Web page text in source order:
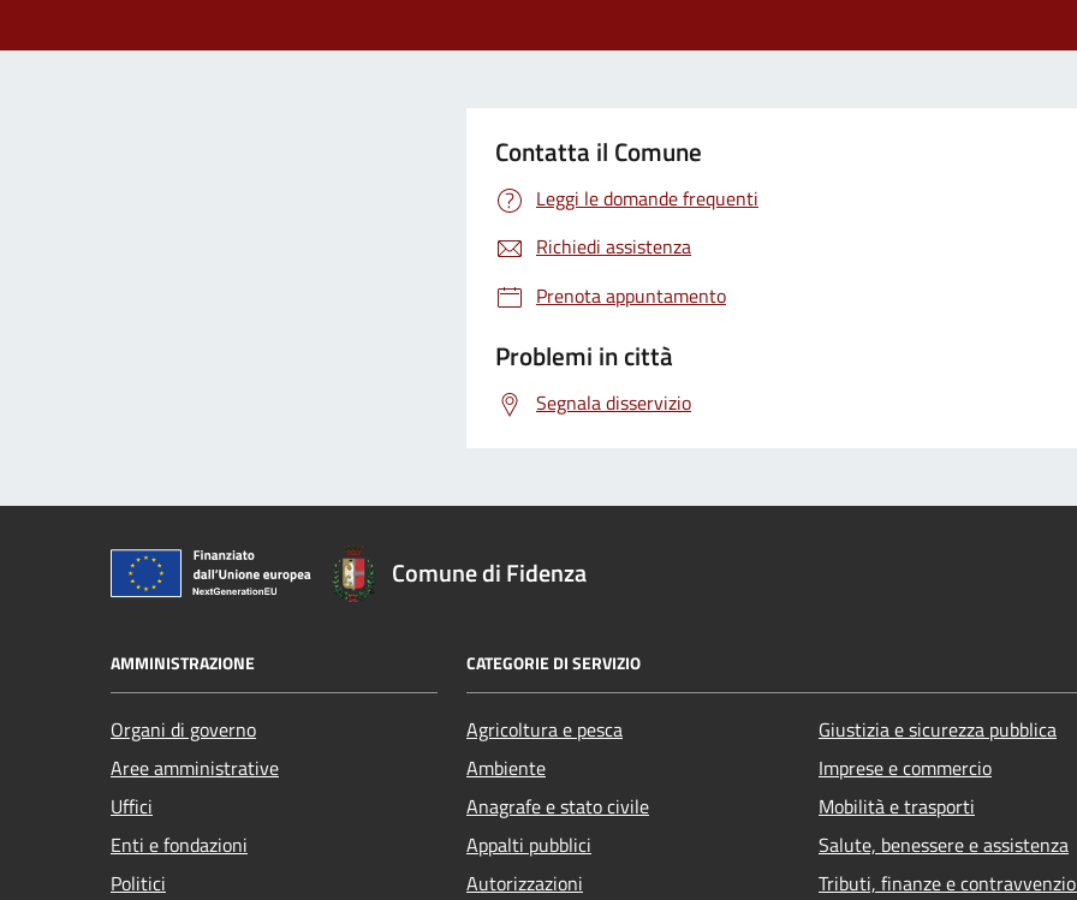
Contatta il Comune
Leggi le domande frequenti
Richiedi assistenza
Prenota appuntamento
Problemi in città
Segnala disservizio
Comune di Fidenza
AMMINISTRAZIONE
Organi di governo
Aree amministrative
Uffici
Enti e fondazioni
Politici
CATEGORIE DI SERVIZIO
Agricoltura e pesca
Ambiente
Anagrafe e stato civile
Appalti pubblici
Autorizzazioni
Giustizia e sicurezza pubblica
Imprese e commercio
Mobilità e trasporti
Salute, benessere e assistenza
Tributi, finanze e